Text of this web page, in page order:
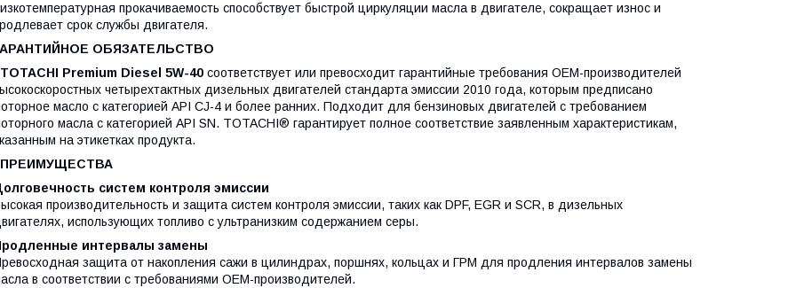
прокачиваемость способствует быстрой циркуляции масла в двигателе, сокращает износ и
срок службы двигателя.
ОБЯЗАТЕЛЬСТВО
TOTACHI Premium Diesel 5W-40 соответствует или превосходит гарантийные требования OEM-производителей
четырехтактных дизельных двигателей стандарта эмиссии 2010 года, которым предписано
масло с категорией API CJ-4 и более ранних. Подходит для бензиновых двигателей с требованием
масла с категорией API SN. TOTACHI® гарантирует полное соответствие заявленным характеристикам,
на этикетках продукта.
ПРЕИМУЩЕСТВА
систем контроля эмиссии
производительность и защита систем контроля эмиссии, таких как DPF, EGR и SCR, в дизельных
использующих топливо с ультранизким содержанием серы.
интервалы замены
защита от накопления сажи в цилиндрах, поршнях, кольцах и ГРМ для продления интервалов замены
в соответствии с требованиями OEM-производителей.